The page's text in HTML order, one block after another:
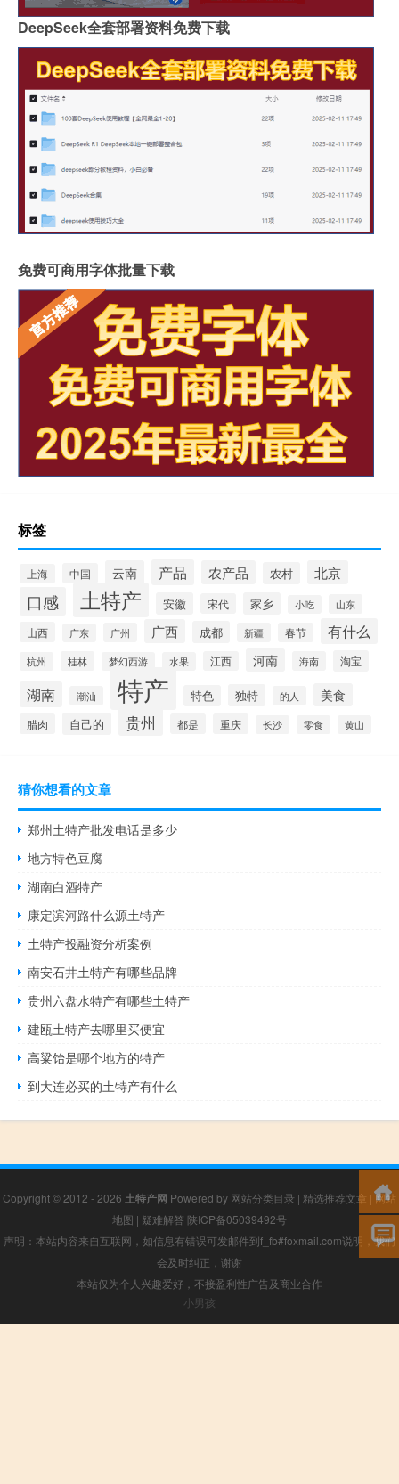
DeepSeek全套部署资料免费下载
免费可商用字体批量下载
标签
上海 中国 云南 产品 农产品 农村 北京
口感 土特产 安徽 宋代 家乡 小吃 山东
山西 广东 广州 广西 成都 新疆 春节 有什么
杭州 桂林 梦幻西游 水果 江西 河南 海南 淘宝
湖南 潮汕 特产 特色 独特 的人 美食
腊肉 自己的 贵州 都是 重庆 长沙 零食 黄山
猜你想看的文章
郑州土特产批发电话是多少
地方特色豆腐
湖南白酒特产
康定滨河路什么源土特产
土特产投融资分析案例
南安石井土特产有哪些品牌
贵州六盘水特产有哪些土特产
建瓯土特产去哪里买便宜
高粱饴是哪个地方的特产
到大连必买的土特产有什么
Copyright © 2012 - 2026 土特产网 Powered by 网站分类目录 | 精选推荐文章 |网站
地图 | 疑难解答 陕ICP备05039492号
声明：本站内容来自互联网，如信息有错误可发邮件到f_fb#foxmail.com说明，我们
会及时纠正，谢谢
本站仅为个人兴趣爱好，不接盈利性广告及商业合作
小男孩